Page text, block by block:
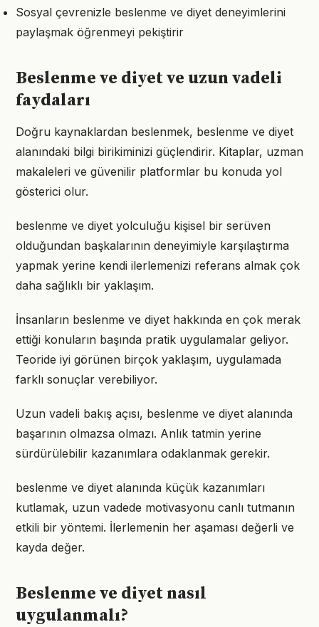
Sosyal çevrenizle beslenme ve diyet deneyimlerini
paylaşmak öğrenmeyi pekiştirir
Beslenme ve diyet ve uzun vadeli
faydaları
Doğru kaynaklardan beslenmek, beslenme ve diyet
alanındaki bilgi birikiminizi güçlendirir. Kitaplar, uzman
makaleleri ve güvenilir platformlar bu konuda yol
gösterici olur.
beslenme ve diyet yolculuğu kişisel bir serüven
olduğundan başkalarının deneyimiyle karşılaştırma
yapmak yerine kendi ilerlemenizi referans almak çok
daha sağlıklı bir yaklaşım.
İnsanların beslenme ve diyet hakkında en çok merak
ettiği konuların başında pratik uygulamalar geliyor.
Teoride iyi görünen birçok yaklaşım, uygulamada
farklı sonuçlar verebiliyor.
Uzun vadeli bakış açısı, beslenme ve diyet alanında
başarının olmazsa olmazı. Anlık tatmin yerine
sürdürülebilir kazanımlara odaklanmak gerekir.
beslenme ve diyet alanında küçük kazanımları
kutlamak, uzun vadede motivasyonu canlı tutmanın
etkili bir yöntemi. İlerlemenin her aşaması değerli ve
kayda değer.
Beslenme ve diyet nasıl
uygulanmalı?